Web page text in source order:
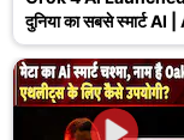
दुनिया का सबसे स्मार्ट